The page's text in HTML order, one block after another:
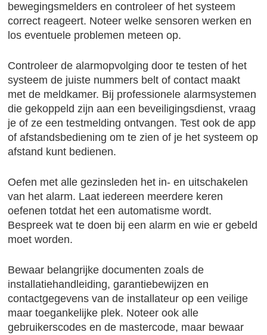
bewegingsmelders en controleer of het systeem
correct reageert. Noteer welke sensoren werken en
los eventuele problemen meteen op.
Controleer de alarmopvolging door te testen of het
systeem de juiste nummers belt of contact maakt
met de meldkamer. Bij professionele alarmsystemen
die gekoppeld zijn aan een beveiligingsdienst, vraag
je of ze een testmelding ontvangen. Test ook de app
of afstandsbediening om te zien of je het systeem op
afstand kunt bedienen.
Oefen met alle gezinsleden het in- en uitschakelen
van het alarm. Laat iedereen meerdere keren
oefenen totdat het een automatisme wordt.
Bespreek wat te doen bij een alarm en wie er gebeld
moet worden.
Bewaar belangrijke documenten zoals de
installatiehandleiding, garantiebewijzen en
contactgegevens van de installateur op een veilige
maar toegankelijke plek. Noteer ook alle
gebruikerscodes en de mastercode, maar bewaar